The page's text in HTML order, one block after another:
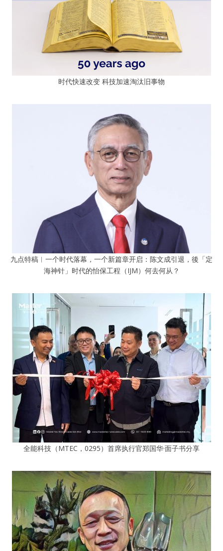
时代快速改变 科技加速淘汰旧事物
九点特稿︱一个时代落幕，一个新篇章开启：陈文成引退，後「定
海神针」时代的怡保工程（IJM）何去何从？
全能科技（MTEC，0295）首席执行官郑国华·面子书分享